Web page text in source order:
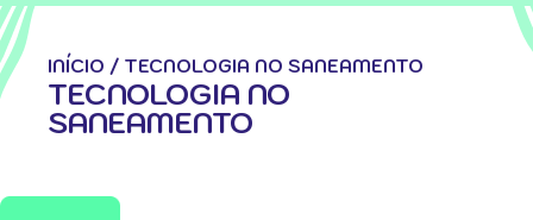
INÍCIO / TECNOLOGIA NO SANEAMENTO
TECNOLOGIA NO
SANEAMENTO